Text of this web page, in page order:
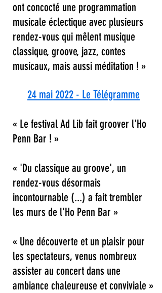
ont concocté une programmation
musicale éclectique avec plusieurs
rendez-vous qui mêlent musique
classique, groove, jazz, contes
musicaux, mais aussi méditation ! »
24 mai 2022 - Le Télégramme
« Le festival Ad Lib fait groover l'Ho
Penn Bar ! »
« 'Du classique au groove', un
rendez-vous désormais
incontournable (...) a fait trembler
les murs de l'Ho Penn Bar »
« Une découverte et un plaisir pour
les spectateurs, venus nombreux
assister au concert dans une
ambiance chaleureuse etconviviale »